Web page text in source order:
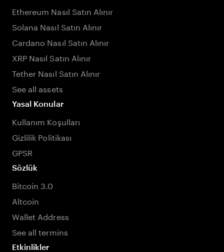
Ethereum Nasıl Satın Alınır
Solana Nasıl Satın Alınır
Cardano Nasıl Satın Alınır
XRP Nasıl Satın Alınır
Tether Nasıl Satın Alınır
See all assets
Yasal Konular
Kullanım Koşulları
Gizlilik Politikası
GPSR
Sözlük
Bitcoin 3.0
Altcoin
Wallet Address
See all termins
Etkinlikler